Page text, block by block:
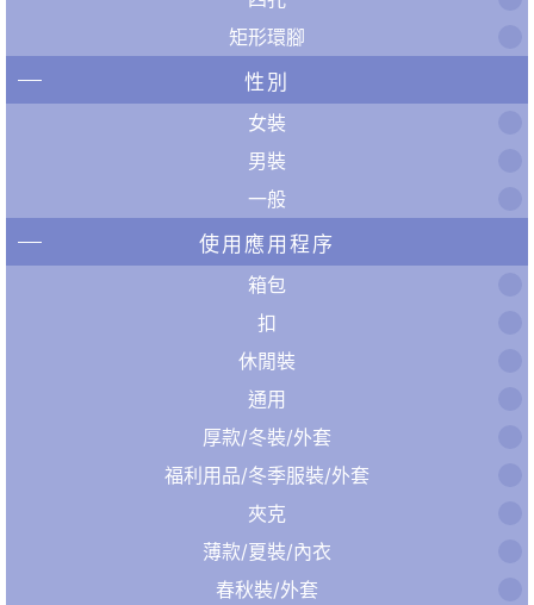
矩形環腳
性別
女裝
男裝
一般
使用應用程序
箱包
扣
休閒裝
通用
厚款/冬裝/外套
福利用品/冬季服裝/外套
夾克
薄款/夏裝/內衣
春秋裝/外套